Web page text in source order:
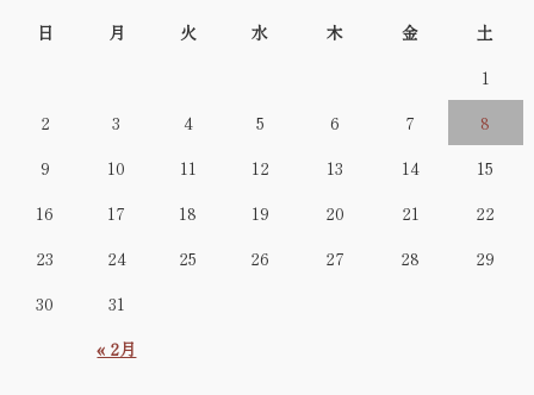
日 月 火 水 木 金 土
« 2月
1
2
3 4 5 6 7
8
9
10 11 12 13 14
15
16
17 18 19 20 21
22
23
24 25 26 27 28
29
30
31